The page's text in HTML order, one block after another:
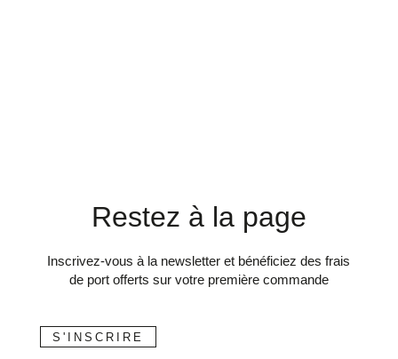
Restez à la page
Inscrivez-vous à la newsletter et bénéficiez des frais
de port offerts sur votre première commande
S'INSCRIRE